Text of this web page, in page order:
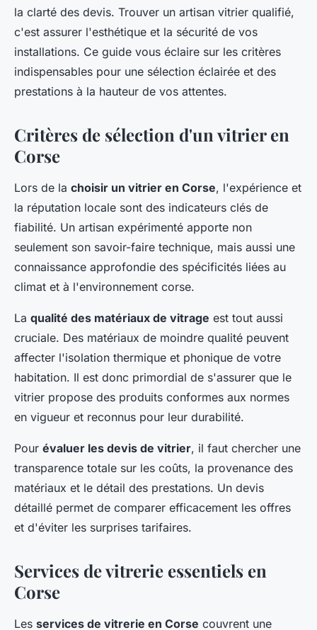
la clarté des devis. Trouver un artisan vitrier qualifié,
c'est assurer l'esthétique et la sécurité de vos
installations. Ce guide vous éclaire sur les critères
indispensables pour une sélection éclairée et des
prestations à la hauteur de vos attentes.
Critères de sélection d'un vitrier en
Corse
Lors de la choisir un vitrier en Corse, l'expérience et
la réputation locale sont des indicateurs clés de
fiabilité. Un artisan expérimenté apporte non
seulement son savoir-faire technique, mais aussi une
connaissance approfondie des spécificités liées au
climat et à l'environnement corse.
La qualité des matériaux de vitrage est tout aussi
cruciale. Des matériaux de moindre qualité peuvent
affecter l'isolation thermique et phonique de votre
habitation. Il est donc primordial de s'assurer que le
vitrier propose des produits conformes aux normes
en vigueur et reconnus pour leur durabilité.
Pour évaluer les devis de vitrier, il faut chercher une
transparence totale sur les coûts, la provenance des
matériaux et le détail des prestations. Un devis
détaillé permet de comparer efficacement les offres
et d'éviter les surprises tarifaires.
Services de vitrerie essentiels en
Corse
Les services de vitrerie en Corse couvrent une